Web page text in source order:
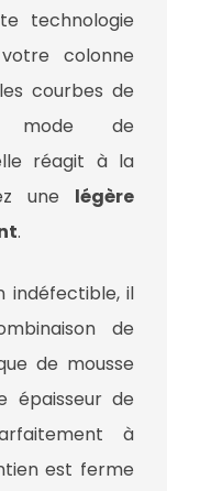
technologie
colonne
courbes de
mode de
réagit à la
une légère
.
indéfectible, il
de
de mousse
épaisseur de
à
est ferme